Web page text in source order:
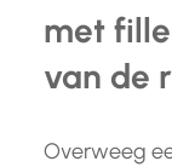
met
van de
Overweeg